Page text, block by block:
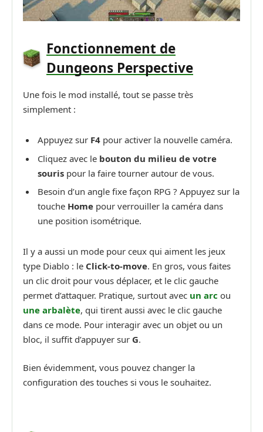
Fonctionnement de
Dungeons Perspective
Une fois le mod installé, tout se passe très
simplement :
Appuyez sur F4 pour activer la nouvelle caméra.
Cliquez avec le bouton du milieu de votre
souris pour la faire tourner autour de vous.
Besoin d’un angle fixe façon RPG ? Appuyez sur la
touche Home pour verrouiller la caméra dans
une position isométrique.
Il y a aussi un mode pour ceux qui aiment les jeux
type Diablo : le Click-to-move. En gros, vous faites
un clic droit pour vous déplacer, et le clic gauche
permet d’attaquer. Pratique, surtout avec un arc ou
une arbalète, qui tirent aussi avec le clic gauche
dans ce mode. Pour interagir avec un objet ou un
bloc, il suffit d’appuyer sur G.
Bien évidemment, vous pouvez changer la
configuration des touches si vous le souhaitez.